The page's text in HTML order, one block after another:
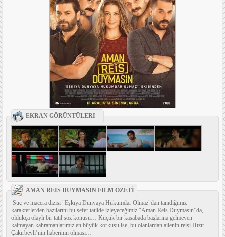
EKRAN GÖRÜNTÜLERI
AMAN REIS DUYMASIN FILM ÖZETİ
Suç ve macera dizisi "Eşkıya Dünyaya Hükümdar Olmaz"dan tanıdığımız
karakterlerden bazılarını bu sefer tatilde izleyeceğimiz “Aman Reis Duymasın”da,
oldukça olaylı bir tatil söz konusu… Küçük bir kasabada başlarına gelmeyen
kalmayan kahramanlarımız en büyük korkusu ise, bu olanlardan ailenin reisi Hızır
Çakırbeyli’nin haberinin olması…